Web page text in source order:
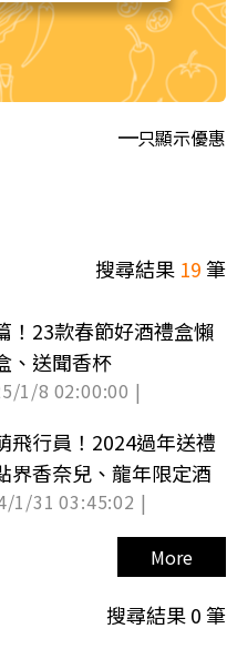
只顯示優惠
搜尋結果 19筆
！23款春節好酒禮盒懶
、送聞香杯
1/8 02:00:00 |
飛行員！2024過年送禮
界香奈兒、龍年限定酒
1/31 03:45:02 |
More
搜尋結果0筆